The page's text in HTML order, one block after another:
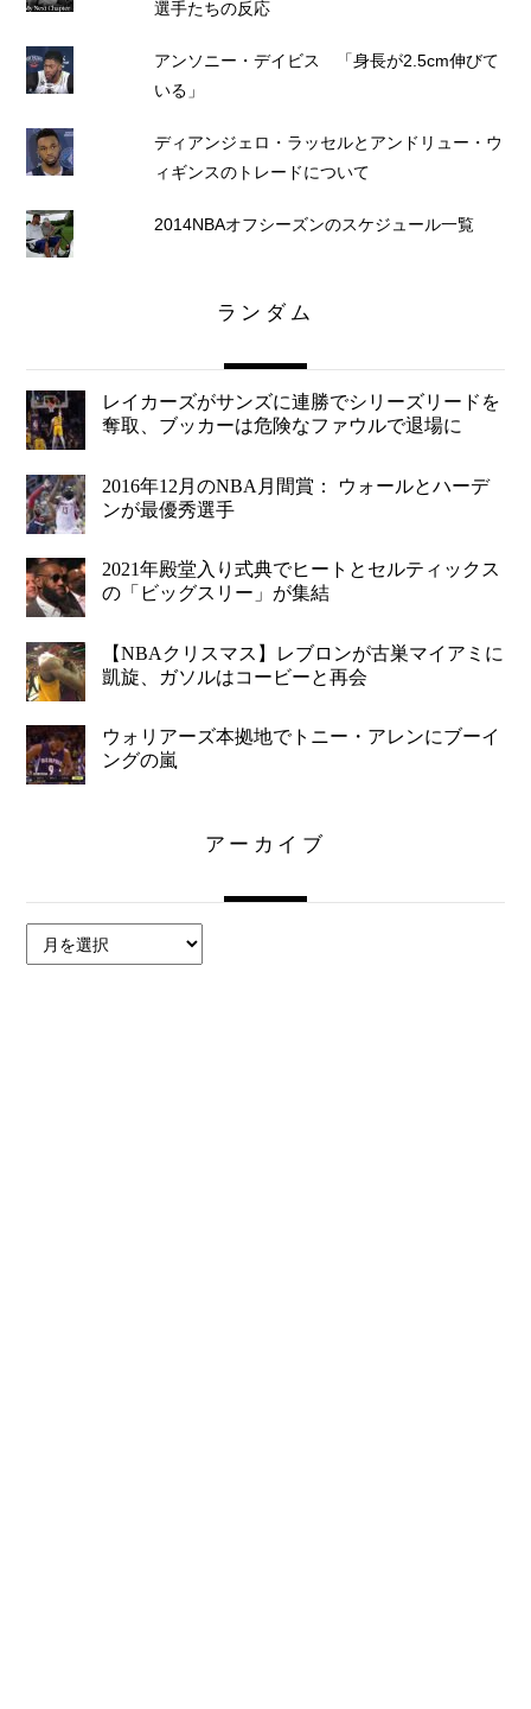
選手たちの反応
アンソニー・デイビス 「身長が2.5cm伸びて
いる」
ディアンジェロ・ラッセルとアンドリュー・ウ
ィギンスのトレードについて
2014NBAオフシーズンのスケジュール一覧
ランダム
レイカーズがサンズに連勝でシリーズリードを
奪取、ブッカーは危険なファウルで退場に
2016年12月のNBA月間賞： ウォールとハーデ
ンが最優秀選手
2021年殿堂入り式典でヒートとセルティックス
の「ビッグスリー」が集結
【NBAクリスマス】レブロンが古巣マイアミに
凱旋、ガソルはコービーと再会
ウォリアーズ本拠地でトニー・アレンにブーイ
ングの嵐
アーカイブ
ー